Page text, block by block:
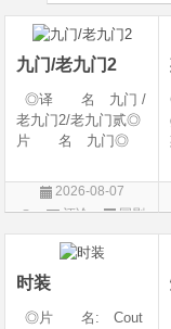
九门/老九门2
◎译 名 九门 /
老九门2/老九门贰◎
片 名 九门◎
产 地 中国大陆
◎类 别 剧情 /
言 汉语普通话◎上
映日期 2026-07
2026-08-07
评论
国剧
时装
◎片 名: Cout